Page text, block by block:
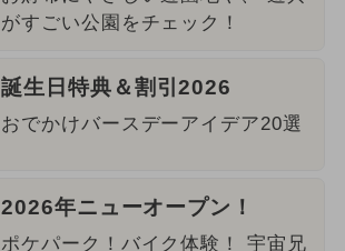
がすごい公園をチェック！
誕生日特典＆割引2026
おでかけバースデーアイデア20選
2026年ニューオープン！
ポケパーク！バイク体験！ 宇宙兄